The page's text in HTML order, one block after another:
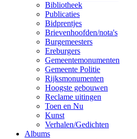
Bibliotheek
Publicaties
Bidprentjes
Brievenhoofden/nota's
Burgemeesters
Ereburgers
Gemeentemonumenten
Gemeente Politie
Rijksmonumenten
Hoogste gebouwen
Reclame uitingen
Toen en Nu
Kunst
Verhalen/Gedichten
Albums